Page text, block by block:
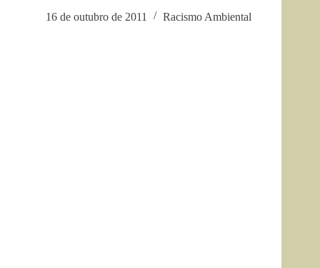
16 de outubro de 2011 Racismo Ambiental